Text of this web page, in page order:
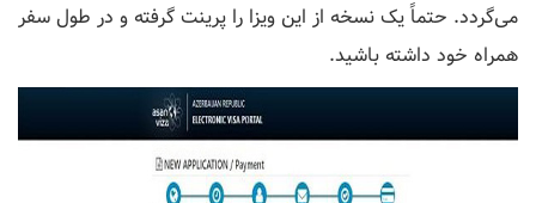
می‌گردد. حتماً یک نسخه از این ویزا را پرینت گرفته و در طول سفر
همراه خود داشته باشید.